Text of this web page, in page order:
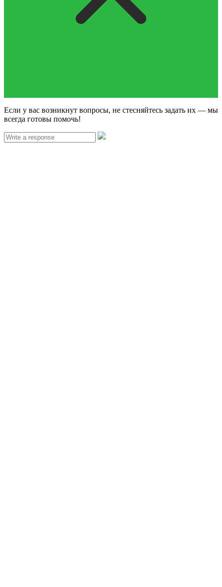
Если у вас возникнут вопросы, не стесняйтесь задать их — мы
всегда готовы помочь!